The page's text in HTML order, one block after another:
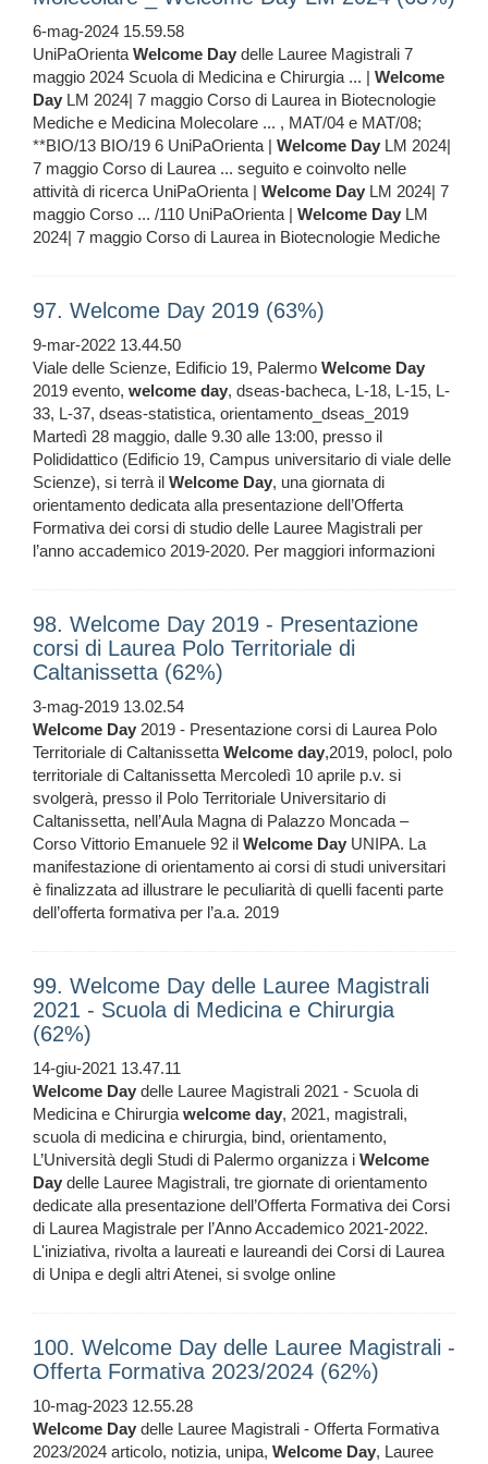
6-mag-2024 15.59.58
UniPaOrientaWelcome Day delle Lauree Magistrali 7
maggio 2024 Scuola di Medicina e Chirurgia ... | Welcome
Day LM 2024| 7 maggio Corso di Laurea in Biotecnologie
Mediche e Medicina Molecolare ... , MAT/04 e MAT/08;
**BIO/13 BIO/19 6 UniPaOrienta | Welcome Day LM 2024|
7 maggio Corso di Laurea ... seguito e coinvolto nelle
attività di ricerca UniPaOrienta | Welcome Day LM 2024| 7
maggio Corso ... /110 UniPaOrienta | Welcome Day LM
2024| 7 maggio Corso di Laurea in Biotecnologie Mediche
97. Welcome Day 2019 (63%)
9-mar-2022 13.44.50
Viale delle Scienze, Edificio 19, Palermo Welcome Day
2019 evento, welcome day, dseas-bacheca, L-18, L-15, L-
33, L-37, dseas-statistica, orientamento_dseas_2019
Martedì 28 maggio, dalle 9.30 alle 13:00, presso il
Polididattico (Edificio 19, Campus universitario di viale delle
Scienze), si terrà il Welcome Day, una giornata di
orientamento dedicata alla presentazione dell’Offerta
Formativa dei corsi di studio delle Lauree Magistrali per
l’anno accademico 2019-2020. Per maggiori informazioni
98. Welcome Day 2019 - Presentazione
corsi di Laurea Polo Territoriale di
Caltanissetta (62%)
3-mag-2019 13.02.54
Welcome Day 2019 - Presentazione corsi di Laurea Polo
Territoriale di CaltanissettaWelcome day,2019, polocl, polo
territoriale di Caltanissetta Mercoledì 10 aprile p.v. si
svolgerà, presso il Polo Territoriale Universitario di
Caltanissetta, nell’Aula Magna di Palazzo Moncada –
Corso Vittorio Emanuele 92 il Welcome Day UNIPA. La
manifestazione di orientamento ai corsi di studi universitari
è finalizzata ad illustrare le peculiarità di quelli facenti parte
dell’offerta formativa per l’a.a. 2019
99. Welcome Day delle Lauree Magistrali
2021 - Scuola di Medicina e Chirurgia
(62%)
14-giu-2021 13.47.11
Welcome Day delle Lauree Magistrali 2021 - Scuola di
Medicina e Chirurgiawelcome day, 2021, magistrali,
scuola di medicina e chirurgia, bind, orientamento,
L’Università degli Studi di Palermo organizza i Welcome
Day delle Lauree Magistrali, tre giornate di orientamento
dedicate alla presentazione dell’Offerta Formativa dei Corsi
di Laurea Magistrale per l’Anno Accademico 2021-2022.
L'iniziativa, rivolta a laureati e laureandi dei Corsi di Laurea
di Unipa e degli altri Atenei, si svolge online
100. Welcome Day delle Lauree Magistrali -
Offerta Formativa 2023/2024 (62%)
10-mag-2023 12.55.28
Welcome Day delle Lauree Magistrali - Offerta Formativa
2023/2024 articolo, notizia, unipa, Welcome Day, Lauree